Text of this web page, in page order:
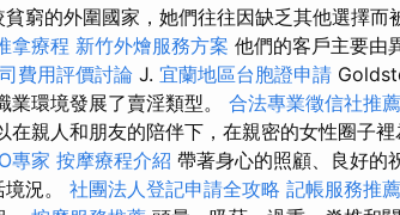
窮的外圍國家，她們往往因缺乏其他選擇
拿療程 新竹外燴服務方案 他們的客戶主要由
費用評價討論 J. 宜蘭地區台胞證申請
業環境發展了賣淫類型。 合法專業徵信社推薦
在親人和朋友的陪伴下，在親密的女性圈子
專家 按摩療程介紹 帶著身心的照顧、良好的
況。 社團法人登記申請全攻略 記帳服務推薦